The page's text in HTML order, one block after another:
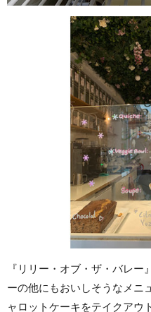
『リリー・オブ・ザ・バレ
ーの他にもおいしそうなメニ
ャロットケーキをテイクアウト